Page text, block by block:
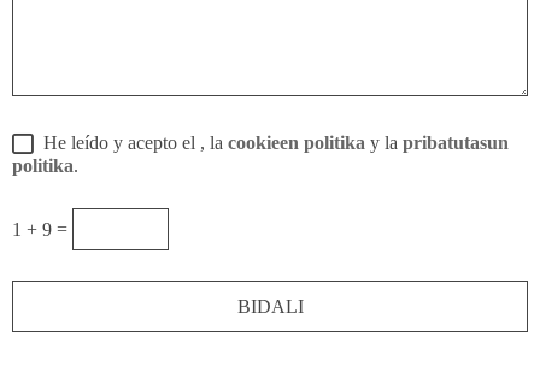
He leído y acepto el , la cookieen politika y la pribatutasun
politika.
1 + 9 =